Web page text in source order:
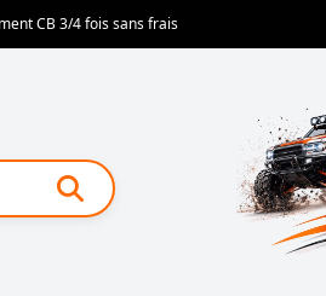
CB 3/4 fois sans frais